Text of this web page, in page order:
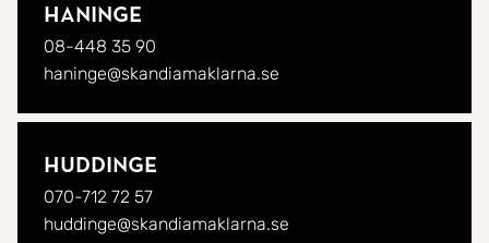
Haninge
08-448 35 90
haninge@skandiamaklarna.se
Huddinge
070-712 72 57
huddinge@skandiamaklarna.se